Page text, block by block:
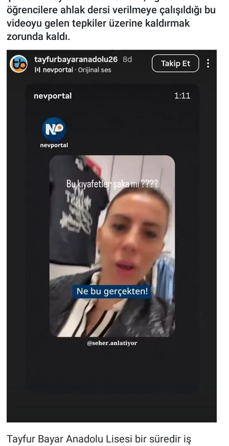
öğrencilere ahlak dersi verilmeye çalışıldığı bu
videoyu gelen tepkiler üzerine kaldırmak
zorunda kaldı.
Tayfur Bayar Anadolu Lisesi bir süredir iş